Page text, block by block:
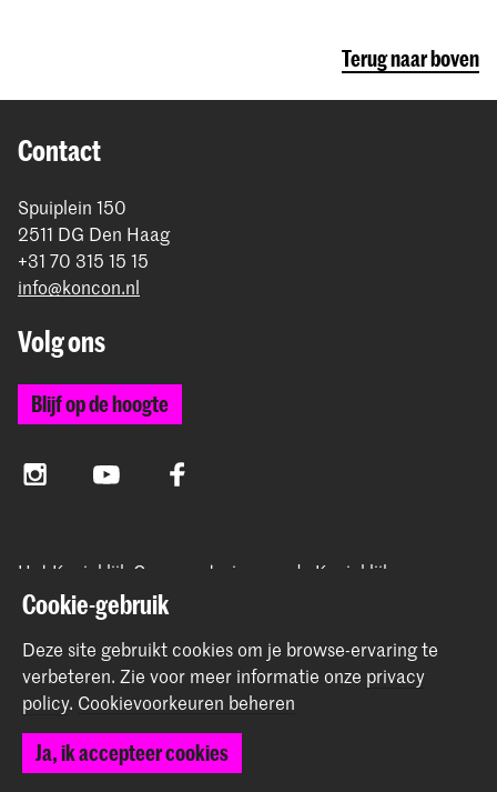
Terug naar boven
Contact
Spuiplein 150
2511 DG Den Haag
+31 70 315 15 15
info@koncon.nl
Volg ons
Blijf op de hoogte
InstagramYouTube Facebook
Het Koninklijk Conservatorium en de Koninklijke
Academie van Beeldende Kunsten vormen samen
Hogeschool der Kunsten Den Haag.
© 2025 - 2026 Koninklijk Conservatorium |
Cookievoorkeuren
Cookie-gebruik
Deze site gebruikt cookies om je browse-ervaring te
verbeteren. Zie voor meer informatie onze privacy
policy. Cookievoorkeuren beheren
Ja, ik accepteer cookies